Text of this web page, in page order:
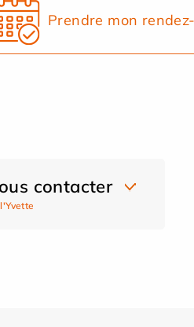
Prendre mon
contacter